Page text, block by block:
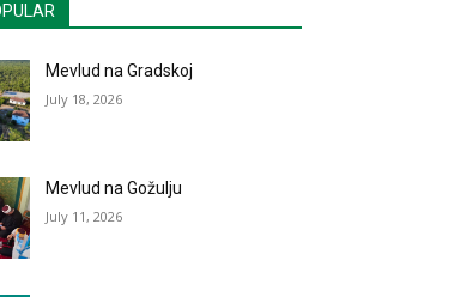
Mevlud na Gradskoj
July 18, 2026
Mevlud na Gožulju
July 11, 2026